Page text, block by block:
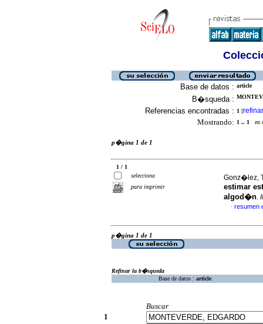
Base de datos : article
B�squeda :
Referencias encontradas : 1 [refinar
Mostrando: 1 .. 1 en
p�gina 1 de 1
1 / 1
selecciona
para imprimir
Gonz�lez,
estimar
algod�n.
· resumen
p�gina 1 de 1
Refinar la b�squeda
Base de datos : article
Buscar
1